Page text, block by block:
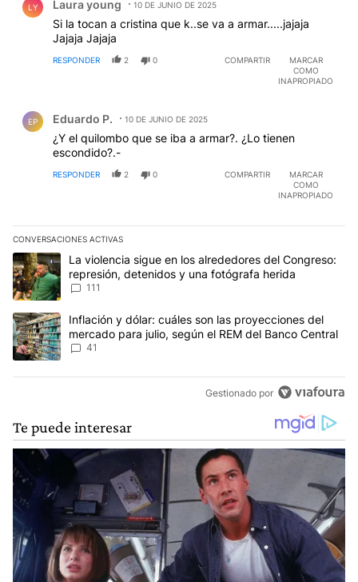
LY Laura young 10 DE JUNIO DE 2025
Si la tocan a cristina que k..se va a armar.....jajaja
Jajaja Jajaja
RESPONDER 2 0 COMPARTIR
MARCAR
COMO
INAPROPIADO
EP Eduardo P. 10 DE JUNIO DE 2025
¿Y el quilombo que se iba a armar?. ¿Lo tienen
escondido?.-
RESPONDER 2 0 COMPARTIR
MARCAR
COMO
INAPROPIADO
CONVERSACIONES ACTIVAS
Este listado muestra los artículos con más comentarios en los
Un artículo de tendencia con el título "La violencia sigue en los
La violencia sigue en los alrededores del Congreso:
represión, detenidos y una fotógrafa herida
111
Un artículo de tendencia con el título "Inflación y dólar: cuáles
Inflación y dólar: cuáles son las proyecciones del
mercado para julio, según el REM del Banco Central
41
Gestionado por